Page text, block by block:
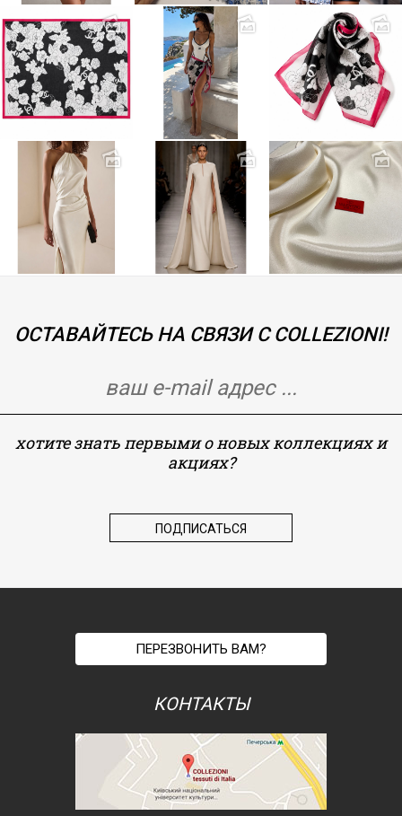
ОСТАВАЙТЕСЬ НА СВЯЗИ С COLLEZIONI!
хотите знать первыми о новых коллекциях и
акциях?
ПЕРЕЗВОНИТЬ ВАМ?
КОНТАКТЫ